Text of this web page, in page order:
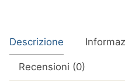
Descrizione
Recensioni (0)